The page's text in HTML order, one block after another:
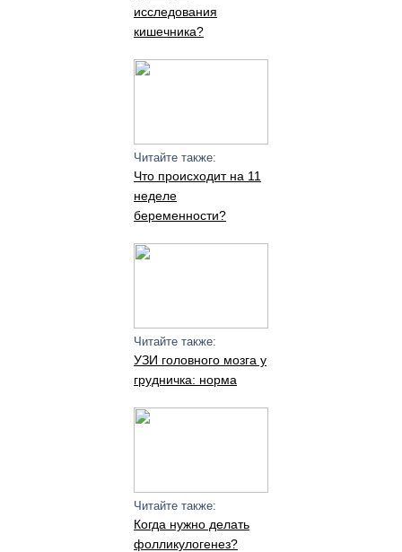
исследования
кишечника?
Читайте также:
Что происходит на 11
неделе
беременности?
Читайте также:
УЗИ головного мозга у
грудничка: норма
Читайте также:
Когда нужно делать
фолликулогенез?